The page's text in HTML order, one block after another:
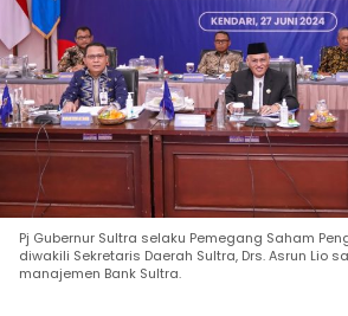
Pj Gubernur Sultra selaku Pemegang Saham
diwakili Sekretaris Daerah Sultra, Drs. Asrun Lio
manajemen Bank Sultra.